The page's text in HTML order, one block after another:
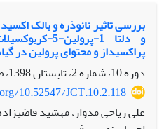
بررسی تاثیر نانوذره و بالک
و دلتا 1-
پراکسیداز و محتوای پرولین در گیاه‫چه‌های
دوره 10، شماره 2، تابستان 1398، صفحه
10.52547/JCT.10.2.118
علی ریاحی مدوار، مهشید